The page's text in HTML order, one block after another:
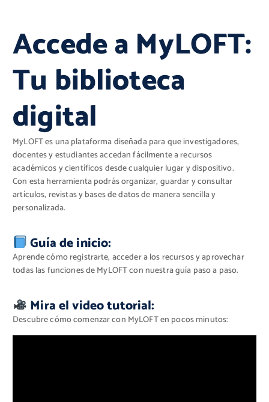
Accede a MyLOFT:
Tu biblioteca
digital
MyLOFT es una plataforma diseñada para que investigadores,
docentes y estudiantes accedan fácilmente a recursos
académicos y científicos desde cualquier lugar y dispositivo.
Con esta herramienta podrás organizar, guardar y consultar
artículos, revistas y bases de datos de manera sencilla y
personalizada.
Guía de inicio:
Aprende cómo registrarte, acceder a los recursos y aprovechar
todas las funciones de MyLOFT con nuestra guía paso a paso.
Mira el video tutorial:
Descubre cómo comenzar con MyLOFT en pocos minutos: